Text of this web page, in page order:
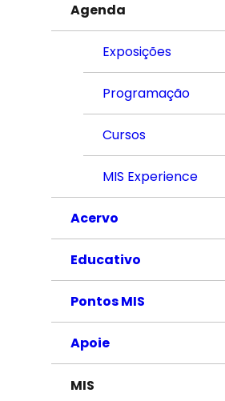
Agenda
Exposições
Programação
Cursos
MIS Experience
Acervo
Educativo
Pontos MIS
Apoie
MIS